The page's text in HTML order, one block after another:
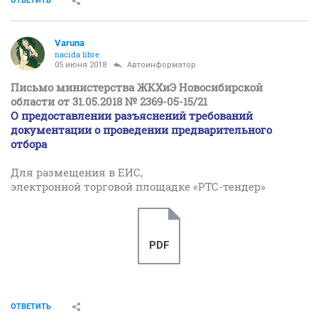
Varuna
nacida libre
05 июня 2018 Автоинформатор
Письмо министерства ЖКХиЭ Новосибирской
области от 31.05.2018 № 2369-05-15/21
О предоставлении разъяснений требований
документации о проведении предварительного
отбора
Для размещения в ЕИС,
электронной торговой площадке «РТС-тендер»
PDF
ОТВЕТИТЬ